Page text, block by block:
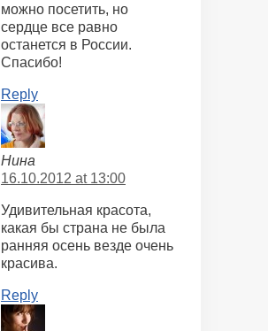
можно посетить, но
сердце все равно
останется в России.
Спасибо!
Reply
Нина
16.10.2012 at 13:00
Удивительная красота,
какая бы страна не была
ранняя осень везде очень
красива.
Reply